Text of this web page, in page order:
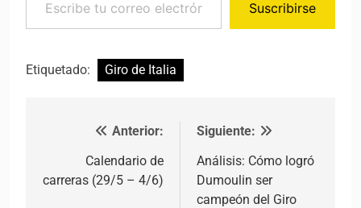
Suscribirse
Etiquetado: Giro de Italia
Navegación de entradas
Anterior:
Calendario de
carreras (29/5 – 4/6)
Siguiente:
Análisis: Cómo logró
Dumoulin ser
campeón del Giro